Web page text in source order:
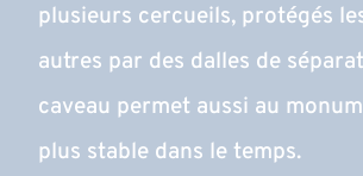
plusieurs cercueils, protégés
autres par des dalles de
caveau permet aussi au
plus stable dans le temps.